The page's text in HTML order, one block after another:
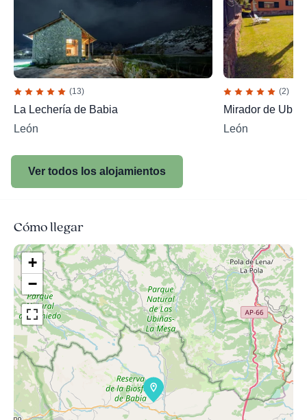
(13)
La Lechería de Babia
León
(2)
Mirador de Ubiña
León
Ver todos los alojamientos
Cómo llegar
+
−